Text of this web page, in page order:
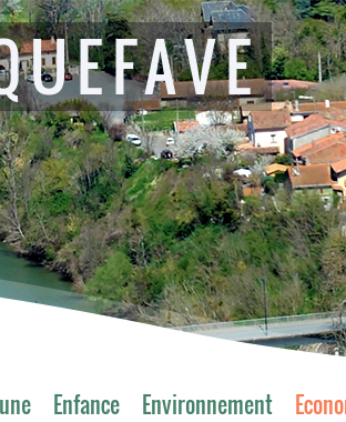
Enfance Environnement